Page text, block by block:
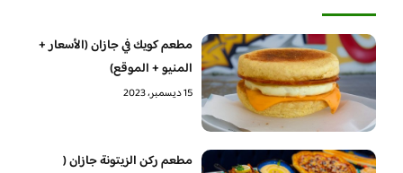
مطعم كويك في جازان (الأسعار +
المنيو + الموقع)
15 ديسمبر، 2023
مطعم ركن الزيتونة جازان (